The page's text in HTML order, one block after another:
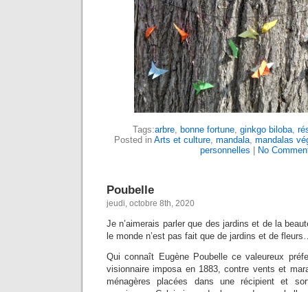
Tags:arbre, bonne fortune, ginkgo biloba,
Posted in Arts et culture, mandala, mandalas
personnelles
No
Poubelle
jeudi, octobre 8th, 2020
Je n’aimerais parler que des jardins et de la
le monde n’est pas fait que de jardins et de
Qui connaît Eugène Poubelle ce valeureux
visionnaire imposa en 1883, contre vents et
ménagères placées dans une récipient et